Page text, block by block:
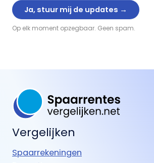
Op elk moment opzegbaar. Geen spam.
Vergelijken
Spaarrekeningen